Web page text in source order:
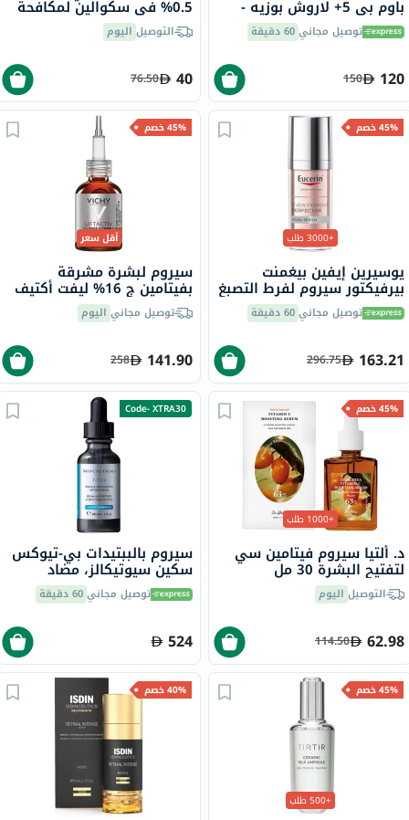
باوم بي 5+ لاروش بوزيه -
100 مل توصيل مجاني60 دقيقة
120
150
0.5% في سكوالين لمكافحة
ملالتوصيل اليوم
40
76.50
45% خصم
+3000 طلب
يوسيرين إيفين بيغمنت
بيرفيكتور سيروم لفرط التصبغ
المزدوج 30 ملتوصيل مجاني60 دقيقة
163.21
296.75
45% خصم
أقل سعر
سيروم لبشرة مشرقة
بفيتامين ج 16% ليفت أكتيف
فيشي، 20 مل
توصيل مجاني اليوم
141.90
258
45% خصم
+1000 طلب
د. ألتيا سيروم فيتامين سي
لتفتيح البشرة 30 مل
التوصيل اليوم
62.98
114.50
Code- XTRA30
سيروم بالببتيدات بي-تيوكس
سكين سيوتيكالز، مضاد
للتجاعيد - 30 ملتوصيل مجاني60 دقيقة
524
45% خصم
+500 طلب
40% خصم